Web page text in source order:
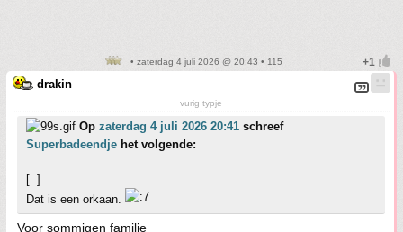
• zaterdag 4 juli 2026 @ 20:43 • 115
drakin
vurig typje
Op zaterdag 4 juli 2026 20:41 schreef
Superbadeendje het volgende:
[..]
Dat is een orkaan.
Voor sommigen familie